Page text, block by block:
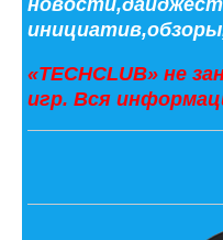
«TECHCLUB» не
игр. Вся